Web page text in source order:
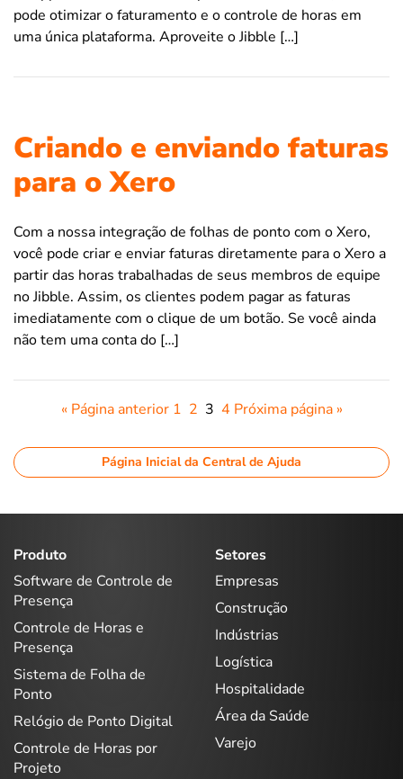
pode otimizar o faturamento e o controle de horas em
uma única plataforma. Aproveite o Jibble […]
Criando e enviando faturas
para o Xero
Com a nossa integração de folhas de ponto com o Xero,
você pode criar e enviar faturas diretamente para o Xero a
partir das horas trabalhadas de seus membros de equipe
no Jibble. Assim, os clientes podem pagar as faturas
imediatamente com o clique de um botão. Se você ainda
não tem uma conta do […]
« Página anterior1 2 3 4 Próxima página »
Página Inicial da Central de Ajuda
Produto
Software de Controle de
Presença
Controle de Horas e
Presença
Sistema de Folha de
Ponto
Relógio de Ponto Digital
Controle de Horas por
Projeto
Setores
Empresas
Construção
Indústrias
Logística
Hospitalidade
Área da Saúde
Varejo